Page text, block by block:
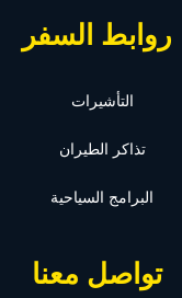
روابط السفر
التأشيرات
تذاكر الطيران
البرامج السياحية
تواصل معنا